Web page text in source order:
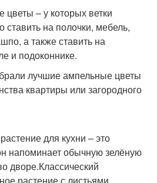
– у которых ветки
на полочки, мебель,
а также ставить на
и подоконнике.
лучшие ампельные цветы
квартиры или загородного
для кухни – это
напоминает обычную зелёную
дворе.Классический
растение с листьями.